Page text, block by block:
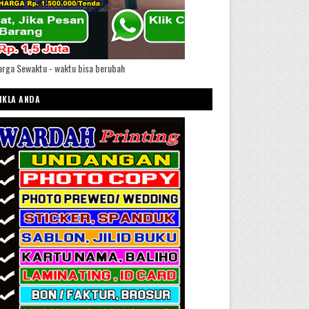
Sewaktu - waktu bisa berubah
ANDA